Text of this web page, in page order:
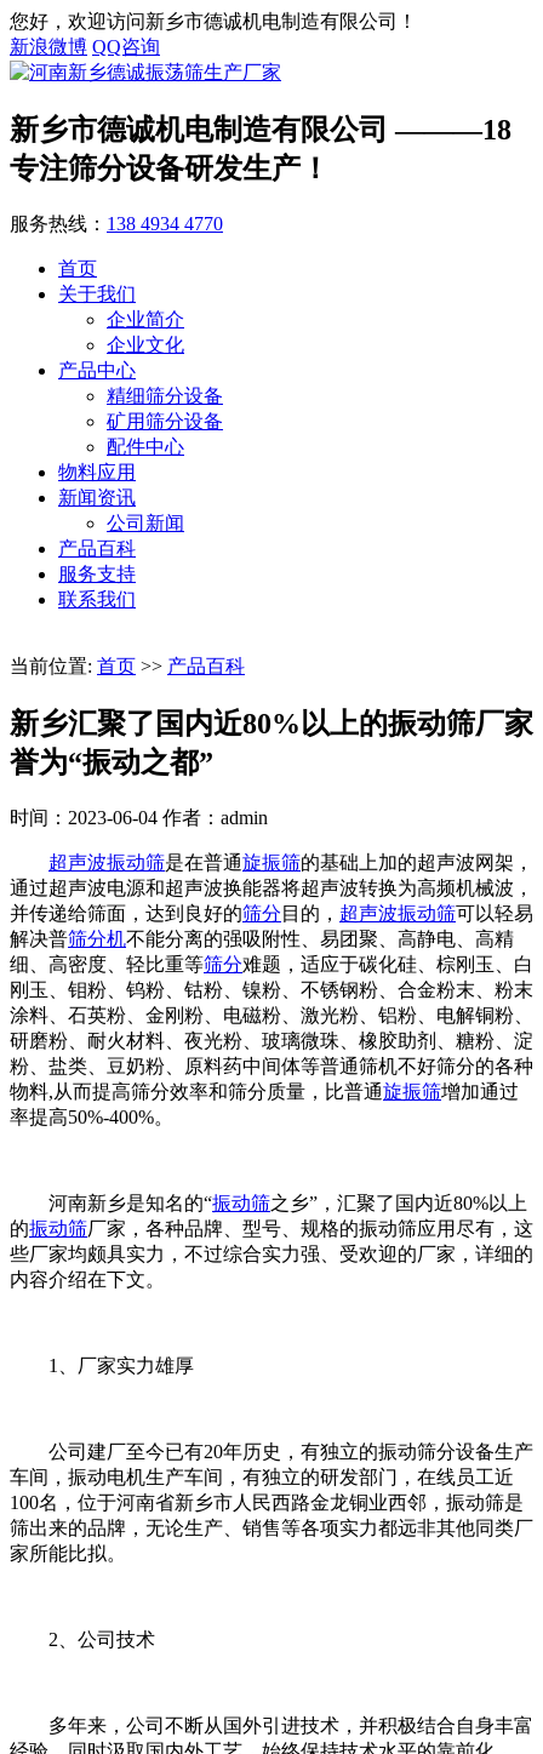
您好，欢迎访问新乡市德诚机电制造有限公司！
新浪微博 QQ咨询
新乡市德诚机电制造有限公司 ———18
专注筛分设备研发生产！
服务热线： 138 4934 4770
首页
关于我们
企业简介
企业文化
产品中心
精细筛分设备
矿用筛分设备
配件中心
物料应用
新闻资讯
公司新闻
产品百科
服务支持
联系我们
当前位置: 首页 >> 产品百科
新乡汇聚了国内近80%以上的振动筛厂家
誉为“振动之都”
时间：2023-06-04 作者：admin
超声波振动筛是在普通旋振筛的基础上加的超声波网架，
通过超声波电源和超声波换能器将超声波转换为高频机械波，
并传递给筛面，达到良好的筛分 目的， 超声波振动筛可以轻易
解决普筛分机不能分离的强吸附性、易团聚、高静电、高精
细、高密度、轻比重等筛分难题，适应于碳化硅、棕刚玉、白
刚玉、钼粉、钨粉、钴粉、镍粉、不锈钢粉、合金粉末、粉末
涂料、石英粉、金刚粉、电磁粉、激光粉、铝粉、电解铜粉、
研磨粉、耐火材料、夜光粉、玻璃微珠、橡胶助剂、糖粉、淀
粉、盐类、豆奶粉、原料药中间体等普通筛机不好筛分的各种
物料,从而提高筛分效率和筛分质量，比普通旋振筛增加通过
率提高50%-400%。
河南新乡是知名的“振动筛之乡”，汇聚了国内近80%以上
的振动筛厂家，各种品牌、型号、规格的振动筛应用尽有，这
些厂家均颇具实力，不过综合实力强、受欢迎的厂家，详细的
内容介绍在下文。
1、厂家实力雄厚
公司建厂至今已有20年历史，有独立的振动筛分设备生产
车间，振动电机生产车间，有独立的研发部门，在线员工近
100名，位于河南省新乡市人民西路金龙铜业西邻，振动筛是
筛出来的品牌，无论生产、销售等各项实力都远非其他同类厂
家所能比拟。
2、公司技术
多年来，公司不断从国外引进技术，并积极结合自身丰富